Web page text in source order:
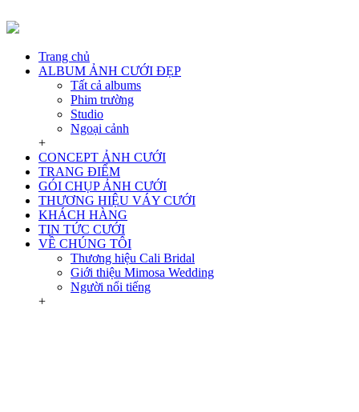
Trang chủ
ALBUM ẢNH CƯỚI ĐẸP
Tất cả albums
Phim trường
Studio
Ngoại cảnh
+
CONCEPT ẢNH CƯỚI
TRANG ĐIỂM
GÓI CHỤP ẢNH CƯỚI
THƯƠNG HIỆU VÁY CƯỚI
KHÁCH HÀNG
TIN TỨC CƯỚI
VỀ CHÚNG TÔI
Thương hiệu Cali Bridal
Giới thiệu Mimosa Wedding
Người nổi tiếng
+